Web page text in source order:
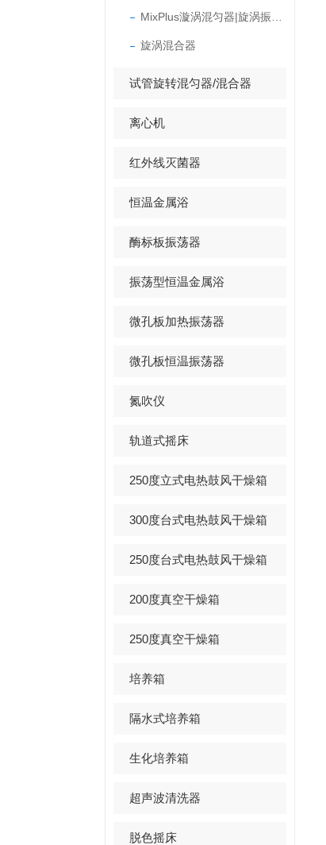
旋涡混合器
试管旋转混匀器/混合器
离心机
红外线灭菌器
恒温金属浴
酶标板振荡器
振荡型恒温金属浴
微孔板加热振荡器
微孔板恒温振荡器
氮吹仪
轨道式摇床
250度立式电热鼓风干燥箱
300度台式电热鼓风干燥箱
250度台式电热鼓风干燥箱
200度真空干燥箱
250度真空干燥箱
培养箱
隔水式培养箱
生化培养箱
超声波清洗器
脱色摇床